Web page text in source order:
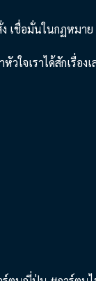
เชื่อมั่นในกฏหมา
ใจเราได้สักเรื่องเ